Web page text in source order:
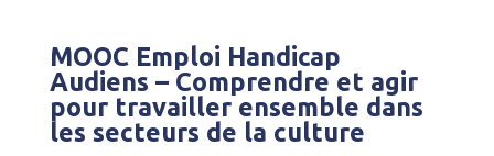
MOOC Emploi Handicap
Audiens – Comprendre et agir
pour travailler ensemble dans
les secteurs de la culture